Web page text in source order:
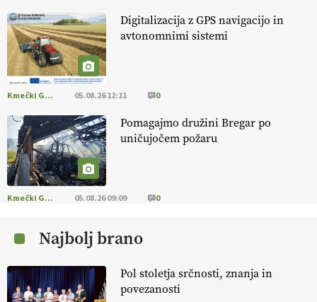
[EKOloško = LOGIČNO
aronije
v dobrem desetletju zrasla v uspešno kmetijsko in
podjetniško zgodbo.
#IMCAP #CAP https://t.co/xp1oihBDaJ
[EKOloško = LOGIČNO
v tujini
. Zato je ekološka pridelava odlična priložnost za slovenske
vinarje
. VEČ
https://t.co/XAe9EbeAbK @EUAgri #IMCAP #CAP
kmetijstva in uspešno prenovo kmetij
. VEČ
https://t.co/RRn8unbwXp @EUAgri #IMCAP #CAP
https://t.co/mnLHFv2VuP
Digitalizacija z GPS navigacijo in
avtonomnimi sistemi
Kmečki Glas 05.08.26 12:11 0
Pomagajmo družini Bregar po
uničujočem požaru
Kmečki Glas 05.08.26 09:09 0
Najbolj brano
Pol stoletja srčnosti, znanja in
povezanosti